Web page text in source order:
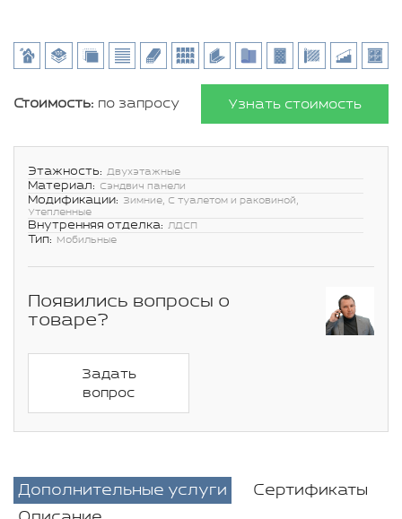
Стоимость: по запросу Узнать стоимость
Этажность: Двухэтажные
Материал: Сэндвич панели
Модификации: Зимние, С туалетом и раковиной,
Утепленные
Внутренняя отделка: ЛДСП
Тип: Мобильные
Появились вопросы о
товаре?
Задать
вопрос
Дополнительные услуги
Сертификаты